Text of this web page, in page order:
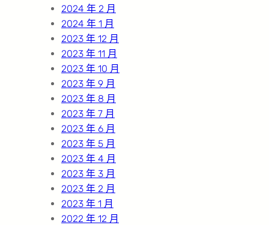
2024 年 2 月
2024 年 1 月
2023 年 12 月
2023 年 11 月
2023 年 10 月
2023 年 9 月
2023 年 8 月
2023 年 7 月
2023 年 6 月
2023 年 5 月
2023 年 4 月
2023 年 3 月
2023 年 2 月
2023 年 1 月
2022 年 12 月